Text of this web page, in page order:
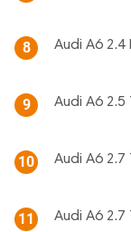
8 Audi A6 2.4
9 Audi A6 2.5
10 Audi A6 2.7
11 Audi A6 2.7